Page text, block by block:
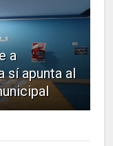
a
sí apunta al